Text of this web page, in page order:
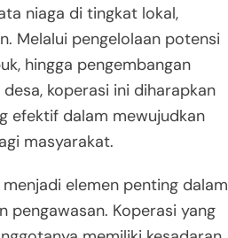
niaga di tingkat lokal,
Melalui pengelolaan potensi
hingga pengembangan
koperasi ini diharapkan
efektif dalam mewujudkan
masyarakat.
elemen penting dalam
pengawasan. Koperasi yang